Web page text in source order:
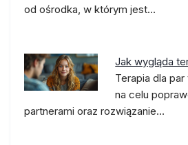
od ośrodka, w którym jest…
Jak wygląda
Terapia dla
na celu
partnerami oraz rozwiązanie…